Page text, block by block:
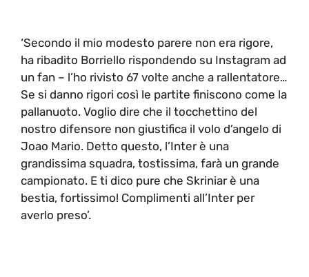
‘Secondo il mio modesto parere non era rigore,
ha ribadito Borriello rispondendo su Instagram ad
un fan – l’ho rivisto 67 volte anche a rallentatore…
Se si danno rigori così le partite finiscono come la
pallanuoto. Voglio dire che il tocchettino del
nostro difensore non giustifica il volo d’angelo di
Joao Mario. Detto questo, l’Inter è una
grandissima squadra, tostissima, farà un grande
campionato. E ti dico pure che Skriniar è una
bestia, fortissimo! Complimenti all’Inter per
averlo preso’.